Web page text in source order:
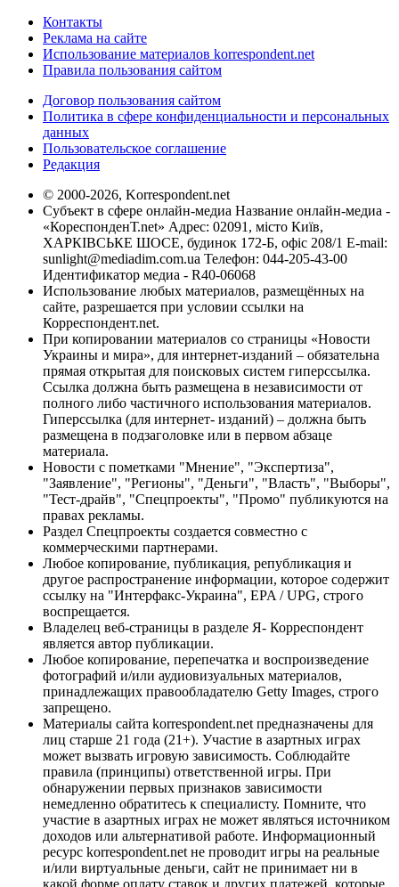
Контакты
Реклама на сайте
Использование материалов korrespondent.net
Правила пользования сайтом
Договор пользования сайтом
Политика в сфере конфиденциальности и персональных
данных
Пользовательское соглашение
Редакция
© 2000-2026, Korrespondent.net
Субъект в сфере онлайн-медиа Название онлайн-медиа -
«КореспонденТ.net» Адрес: 02091, місто Київ,
ХАРКІВСЬКЕ ШОСЕ, будинок 172-Б, офіс 208/1 E-mail:
sunlight@mediadim.com.ua Телефон: 044-205-43-00
Идентификатор медиа - R40-06068
Использование любых материалов, размещённых на
сайте, разрешается при условии ссылки на
Корреспондент.net.
При копировании материалов со страницы «Новости
Украины и мира», для интернет-изданий – обязательна
прямая открытая для поисковых систем гиперссылка.
Ссылка должна быть размещена в независимости от
полного либо частичного использования материалов.
Гиперссылка (для интернет- изданий) – должна быть
размещена в подзаголовке или в первом абзаце
материала.
Новости с пометками "Мнение", "Экспертиза",
"Заявление", "Регионы", "Деньги", "Власть", "Выборы",
"Тест-драйв", "Спецпроекты", "Промо" публикуются на
правах рекламы.
Раздел Спецпроекты создается совместно с
коммерческими партнерами.
Любое копирование, публикация, републикация и
другое распространение информации, которое содержит
ссылку на "Интерфакс-Украина", EPA / UPG, строго
воспрещается.
Владелец веб-страницы в разделе Я- Корреспондент
является автор публикации.
Любое копирование, перепечатка и воспроизведение
фотографий и/или аудиовизуальных материалов,
принадлежащих правообладателю Getty Images, строго
запрещено.
Материалы сайта korrespondent.net предназначены для
лиц старше 21 года (21+). Участие в азартных играх
может вызвать игровую зависимость. Соблюдайте
правила (принципы) ответственной игры. При
обнаружении первых признаков зависимости
немедленно обратитесь к специалисту. Помните, что
участие в азартных играх не может являться источником
доходов или альтернативой работе. Информационный
ресурс korrespondent.net не проводит игры на реальные
и/или виртуальные деньги, сайт не принимает ни в
какой форме оплату ставок и других платежей, которые